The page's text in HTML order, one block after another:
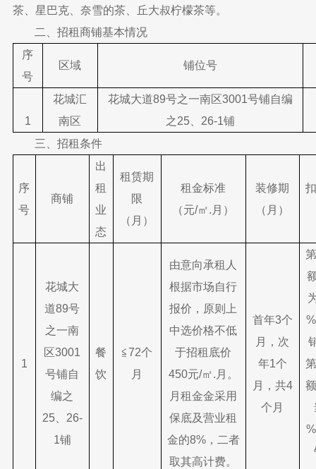
茶、星巴克、奈雪的茶、丘大叔柠檬茶等。
二、招租商铺基本情况
序
号
区域 铺位号
1
花城汇
南区
花城大道89号之一南区3001号铺自编
之25、26-1铺
三、招租条件
序
号
商铺
出
租
业
态
租赁期
限
（月）
租金标准
（元/㎡.月）
装修期
（月）
1
花城大
道89号
之一南
区3001
号铺自
编之
25、26-
1铺
餐
饮
≦72个
月
由意向承租人
根据市场自行
报价，原则上
中选价格不低
于招租底价
450元/㎡.月。
月租金金采用
保底及营业租
金的8%，二者
取其高计费。
首年3个
月，次
年1个
月，共4
个月